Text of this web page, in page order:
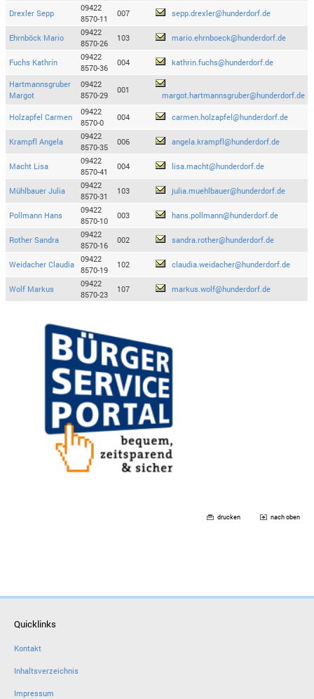
Drexler Sepp
09422
8570-11
007 sepp.drexler@hunderdorf.de
Ehrnböck Mario
09422
8570-26
103 mario.ehrnboeck@hunderdorf.de
Fuchs Kathrin
09422
8570-36
004 kathrin.fuchs@hunderdorf.de
Hartmannsgruber
Margot
09422
8570-29
001
margot.hartmannsgruber@hunderdorf.de
Holzapfel Carmen
09422
8570-0
004 carmen.holzapfel@hunderdorf.de
Krampfl Angela
09422
8570-35
006 angela.krampfl@hunderdorf.de
Macht Lisa
09422
8570-41
004 lisa.macht@hunderdorf.de
Mühlbauer Julia
09422
8570-31
103 julia.muehlbauer@hunderdorf.de
Pollmann Hans
09422
8570-10
003 hans.pollmann@hunderdorf.de
Rother Sandra
09422
8570-16
002 sandra.rother@hunderdorf.de
Weidacher Claudia
09422
8570-19
102 claudia.weidacher@hunderdorf.de
Wolf Markus
09422
8570-23
107 markus.wolf@hunderdorf.de
drucken nach oben
Quicklinks
Kontakt
Inhaltsverzeichnis
Impressum